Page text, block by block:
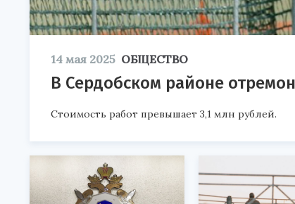
14 мая 2025 ОБЩЕСТВО
В Сердобском районе
Стоимость работ превышает 3,1 млн рублей.